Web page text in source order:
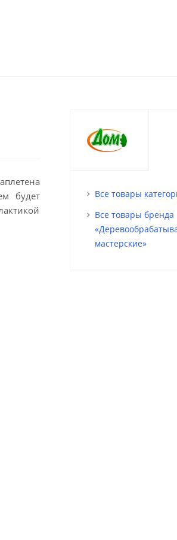
будет
Все товары
Все товары бренда
мастерские»